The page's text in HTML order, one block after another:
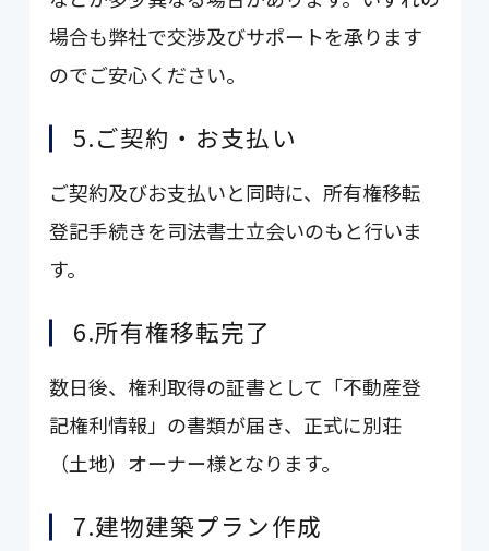
場合も弊社で交渉及びサポートを承ります
のでご安心ください。
5.ご契約・お支払い
ご契約及びお支払いと同時に、所有権移転
登記手続きを司法書士立会いのもと行いま
す。
6.所有権移転完了
数日後、権利取得の証書として「不動産登
記権利情報」の書類が届き、正式に別荘
（土地）オーナー様となります。
7.建物建築プラン作成